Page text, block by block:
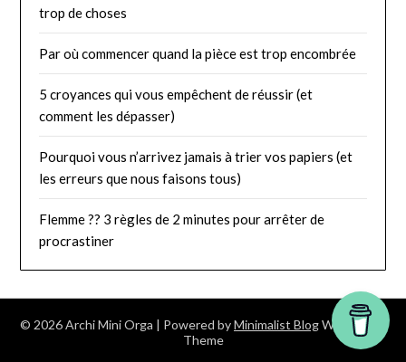
trop de choses
Par où commencer quand la pièce est trop encombrée
5 croyances qui vous empêchent de réussir (et
comment les dépasser)
Pourquoi vous n’arrivez jamais à trier vos papiers (et
les erreurs que nous faisons tous)
Flemme ?? 3 règles de 2 minutes pour arrêter de
procrastiner
© 2026 Archi Mini Orga | Powered byMinimalist BlogWordPress
Theme